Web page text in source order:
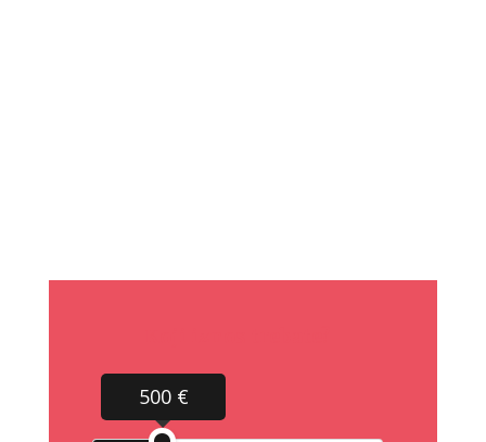
500 €